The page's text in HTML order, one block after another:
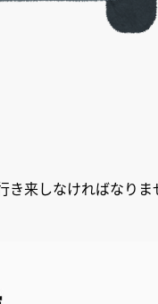
き来しなければなりま